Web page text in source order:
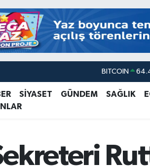
DOLAR
EURO
BITCOIN
SİYASET GÜNDEM SAĞLIK